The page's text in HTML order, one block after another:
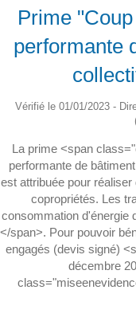
Prime
performante
Vérifié le 01/01/2023 -
La prime <span
performante de
est attribuée pour
copropriétés. Les
consommation d'énergie
</span>. Pour pouvoir
engagés (devis signé)
décembre